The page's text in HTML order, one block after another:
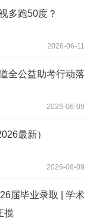
多跑50度？
2026-06-11
全公益助考行动落
2026-06-09
最新）
2026-06-09
届毕业录取 | 学术
揽